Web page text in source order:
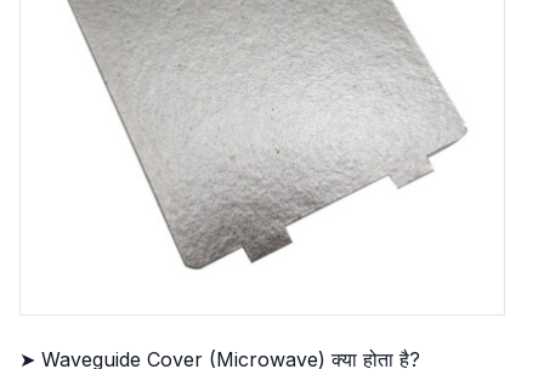
➤ Waveguide Cover (Microwave) क्या होता है?